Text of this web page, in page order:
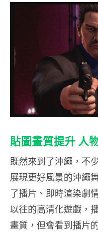
貼圖畫質提升 人
既然來到了沖繩，不
展現更好風景的沖繩
了播片、即時渲染劇
以往的高清化遊戲，
畫質，但會看到播片